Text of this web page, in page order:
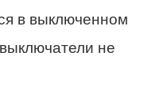
в выключенном
не